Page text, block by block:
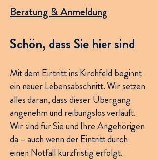
Beratung & Anmeldung
Schön, dass Sie hier sind
Mit dem Eintritt ins Kirchfeld beginnt
ein neuer Lebensabschnitt. Wir setzen
alles daran, dass dieser Übergang
angenehm und reibungslos verläuft.
Wir sind für Sie und Ihre Angehörigen
da – auch wenn der Eintritt durch
einen Notfall kurzfristig erfolgt.